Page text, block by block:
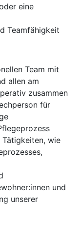
eine
Teamfähigkeit
Team mit
allen am
zusammen
für
wie
und
unserer